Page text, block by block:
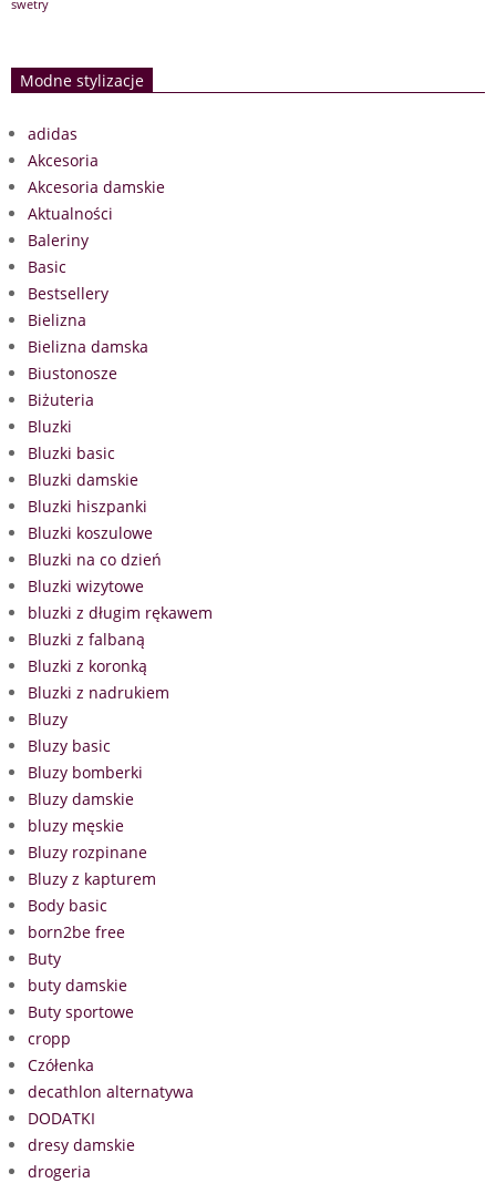
swetry
Modne stylizacje
adidas
Akcesoria
Akcesoria damskie
Aktualności
Baleriny
Basic
Bestsellery
Bielizna
Bielizna damska
Biustonosze
Biżuteria
Bluzki
Bluzki basic
Bluzki damskie
Bluzki hiszpanki
Bluzki koszulowe
Bluzki na co dzień
Bluzki wizytowe
bluzki z długim rękawem
Bluzki z falbaną
Bluzki z koronką
Bluzki z nadrukiem
Bluzy
Bluzy basic
Bluzy bomberki
Bluzy damskie
bluzy męskie
Bluzy rozpinane
Bluzy z kapturem
Body basic
born2be free
Buty
buty damskie
Buty sportowe
cropp
Czółenka
decathlon alternatywa
DODATKI
dresy damskie
drogeria